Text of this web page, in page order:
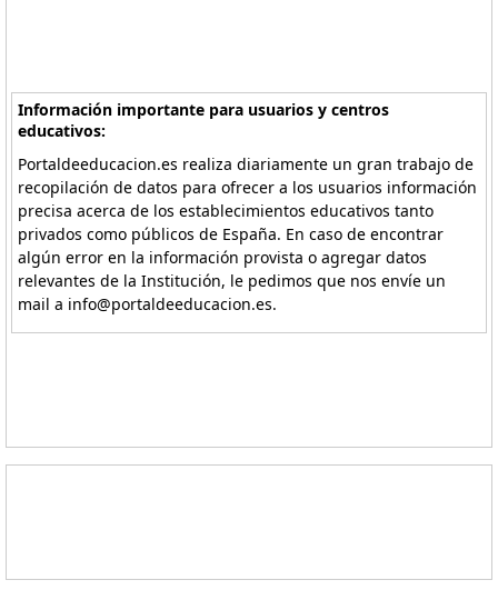
Información importante para usuarios y centros
educativos:
Portaldeeducacion.es realiza diariamente un gran trabajo de
recopilación de datos para ofrecer a los usuarios información
precisa acerca de los establecimientos educativos tanto
privados como públicos de España. En caso de encontrar
algún error en la información provista o agregar datos
relevantes de la Institución, le pedimos que nos envíe un
mail a info@portaldeeducacion.es.